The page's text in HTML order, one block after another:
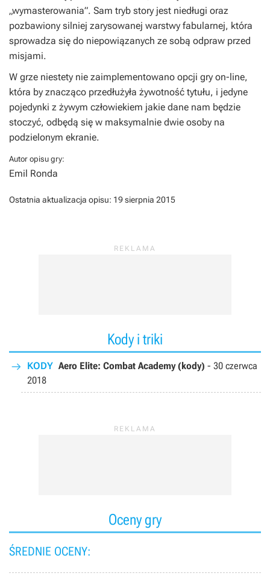
„wymasterowania”. Sam tryb story jest niedługi oraz
pozbawiony silniej zarysowanej warstwy fabularnej, która
sprowadza się do niepowiązanych ze sobą odpraw przed
misjami.
W grze niestety nie zaimplementowano opcji gry on-line,
która by znacząco przedłużyła żywotność tytułu, i jedyne
pojedynki z żywym człowiekiem jakie dane nam będzie
stoczyć, odbędą się w maksymalnie dwie osoby na
podzielonym ekranie.
Autor opisu gry:
Emil Ronda
Ostatnia aktualizacja opisu: 19 sierpnia 2015
Kody i triki
KODY Aero Elite: Combat Academy (kody) - 30 czerwca
2018
Oceny gry
ŚREDNIE OCENY: